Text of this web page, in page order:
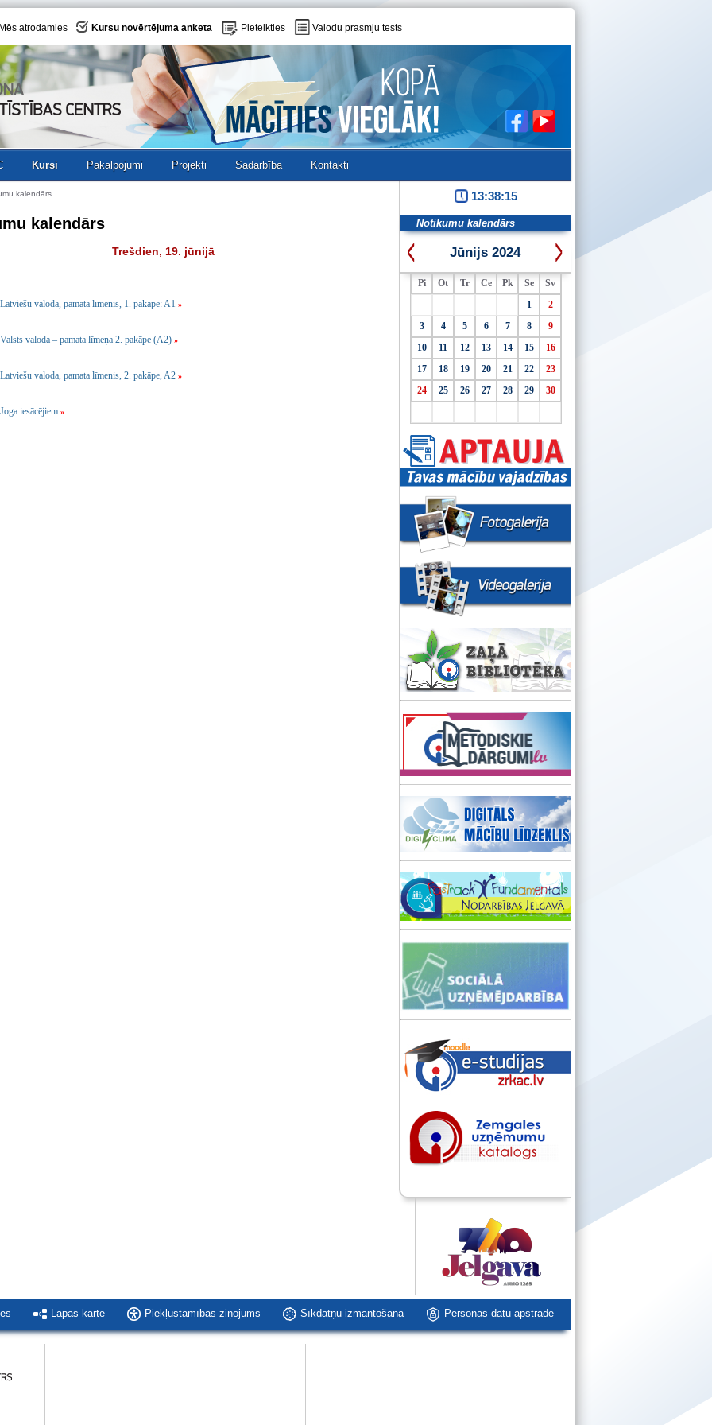
Mēs atrodamies Kursu novērtējuma anketa Pieteikties Valodu prasmju tests
Kursi Pakalpojumi Projekti Sadarbība Kontakti
kalendārs
kalendārs
Trešdien, 19. jūnijā
Latviešu valoda, pamata līmenis, 1. pakāpe: A1 »
Valsts valoda – pamata līmeņa 2. pakāpe (A2) »
Latviešu valoda, pamata līmenis, 2. pakāpe, A2 »
Joga iesācējiem »
13:38:15
Notikumu kalendārs
Jūnijs 2024
Pi Ot Tr Ce Pk Se
Sv
1
2
3
4 5 6 7 8
9
10
11 12 13 14 15
16
17
18 19 20 21 22
23
24
25 26 27 28 29 30
Lapas karte Piekļūstamības ziņojums Sīkdatņu izmantošana Personas datu apstrāde